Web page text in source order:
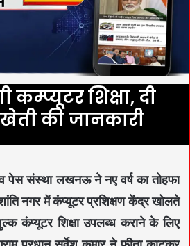
शिक्षा, दी
की जानकारी
पेस संस्था लखनऊ ने नए वर्ष का तोहफा
नगर में कंप्यूटर प्रशिक्षण केंद्र खोलते
कंप्यूटर शिक्षा उपलब्ध कराने के लिए